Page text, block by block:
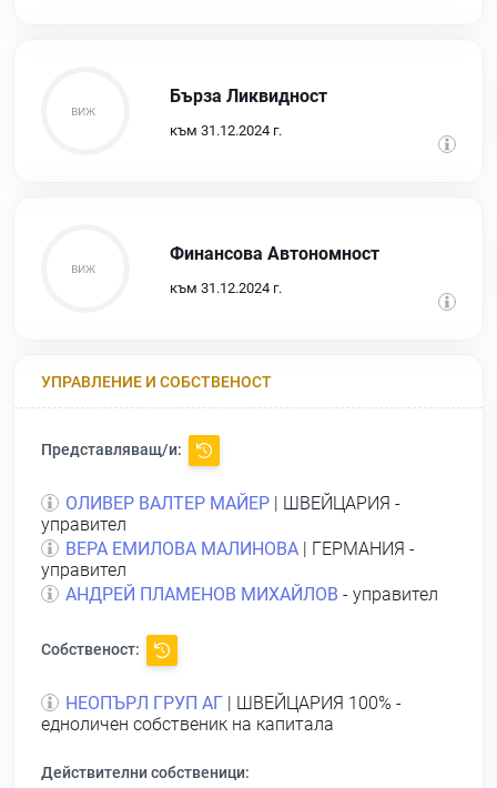
Бърза Ликвидност
към 31.12.2024 г.
Финансова Автономност
към 31.12.2024 г.
УПРАВЛЕНИЕ И СОБСТВЕНОСТ
Представляващ/и:
ОЛИВЕР ВАЛТЕР МАЙЕР | ШВЕЙЦАРИЯ -
управител
ВЕРА ЕМИЛОВА МАЛИНОВА | ГЕРМАНИЯ -
управител
АНДРЕЙ ПЛАМЕНОВ МИХАЙЛОВ - управител
Собственост:
НЕОПЪРЛ ГРУП АГ | ШВЕЙЦАРИЯ 100% -
едноличен собственик на капитала
Действителни собственици: